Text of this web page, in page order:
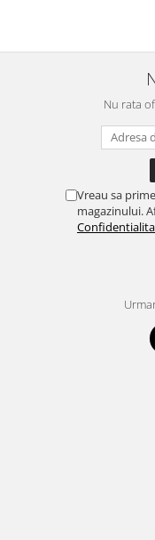
Nu rata
Vreau sa
magazinului.